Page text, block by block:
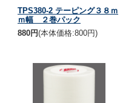
TPS380-2 テーピング３８ｍ
ｍ幅 ２巻パック
880円(本体価格:800円)